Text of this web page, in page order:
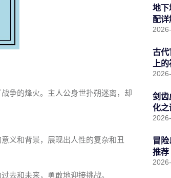
争的烽火。主人公身世扑朔迷离，却
义和背景，展现出人性的复杂和丑
去和未来，勇敢地迎接挑战。
地下
配详
古代
上
剑齿
化之
冒
推荐